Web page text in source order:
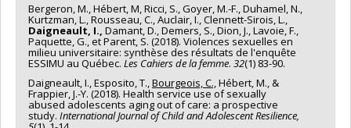
Bergeron, M., Hébert, M, Ricci, S., Goyer, M.-F., Duhamel, N.,
Kurtzman, L., Rousseau, C., Auclair, I., Clennett-Sirois, L.,
Daigneault, I., Damant, D., Demers, S., Dion, J., Lavoie, F.,
Paquette, G., et Parent, S. (2018). Violences sexuelles en
milieu universitaire: synthèse des résultats de l'enquête
ESSIMU au Québec. Les Cahiers de la femme. 32(1) 83-90.
Daigneault, I., Esposito, T., Bourgeois, C., Hébert, M., &
Frappier, J.-Y. (2018). Health service use of sexually
abused adolescents aging out of care: a prospective
study. International Journal of Child and Adolescent Resilience,